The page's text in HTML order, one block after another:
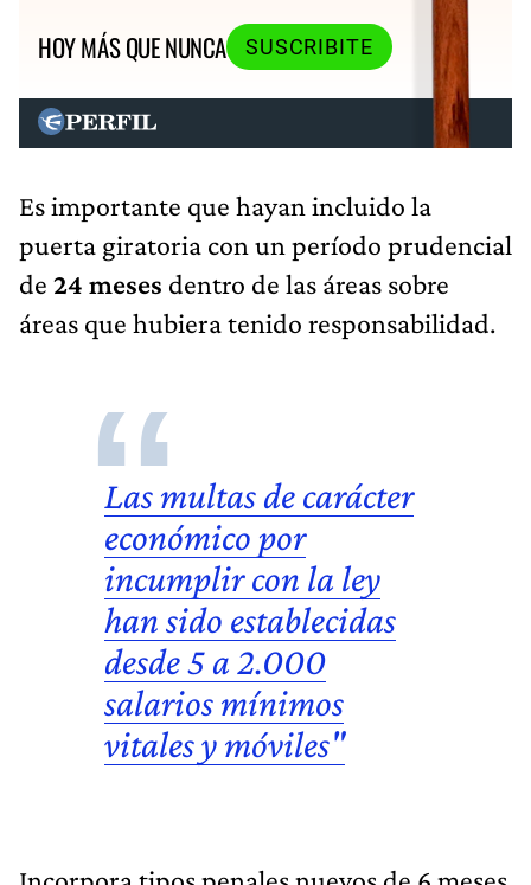
HOY MÁS QUE NUNCA
SUSCRIBITE
Es importante que hayan incluido la
puerta giratoria con un período prudencial
de 24 meses dentro de las áreas sobre
áreas que hubiera tenido responsabilidad.
Las multas de carácter
económico por
incumplir con la ley
han sido establecidas
desde 5 a 2.000
salarios mínimos
vitales y móviles"